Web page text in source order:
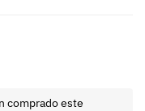
comprado este